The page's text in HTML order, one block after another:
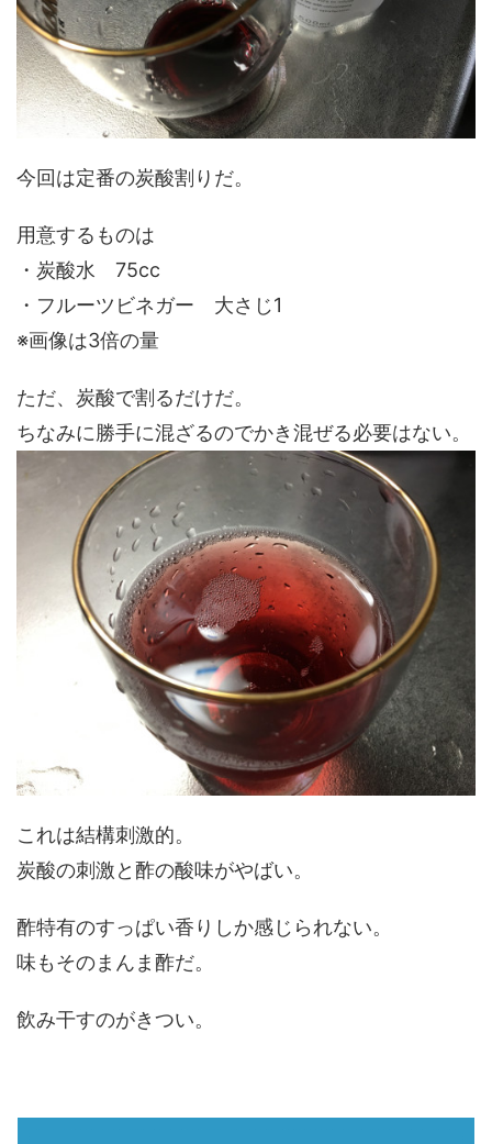
今回は定番の炭酸割りだ。
用意するものは
・炭酸水 75cc
・フルーツビネガー 大さじ1
※画像は3倍の量
ただ、炭酸で割るだけだ。
ちなみに勝手に混ざるのでかき混ぜる必要はない。
これは結構刺激的。
炭酸の刺激と酢の酸味がやばい。
酢特有のすっぱい香りしか感じられない。
味もそのまんま酢だ。
飲み干すのがきつい。